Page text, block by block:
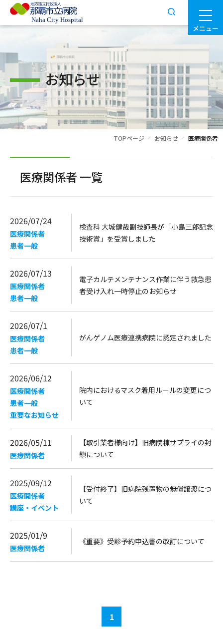
メニュー
お知らせ
TOPページ お知らせ 医療関係者
医療関係者 一覧
2026/07/24
医療関係者
患者一般
検査科 大城健哉副技師長が「小島三郎記念
技術賞」を受賞しました
2026/07/13
医療関係者
患者一般
電子カルテメンテナンス作業に伴う救急患
者受け入れ一時停止のお知らせ
2026/07/1
医療関係者
患者一般
がんゲノム医療連携病院に認定されました
2026/06/12
医療関係者
患者一般
重要なお知らせ
院内におけるマスク着用ルールの変更につ
いて
2026/05/11
医療関係者
【取引業者様向け】旧病院棟サプライの封
鎖について
2025/09/12
医療関係者
講座・イベント
【受付終了】旧病院残置物の無償譲渡につ
いて
2025/01/9
医療関係者
《重要》受診予約申込書の改訂について
1